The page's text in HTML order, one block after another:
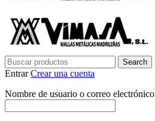
Search
EntrarCrear una cuenta
Nombre de usuario o correo electrónico